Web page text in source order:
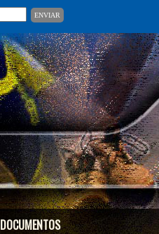
DOCUMENTOS